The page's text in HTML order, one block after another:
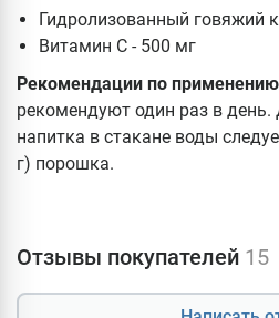
Гидролизованный говяжий
Витамин С - 500 мг
Рекомендации по
рекомендуют один раз в день.
напитка в стакане воды
г) порошка.
Отзывы покупателей 15